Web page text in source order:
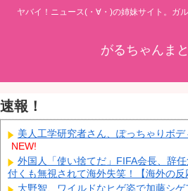
ヤバイ！ニュース(・∀・)の姉妹サイト。ガ
がるちゃんまと
速報！
美人工学研究者さん、ぽっちゃりボ
NEW!
外国人「使い捨てだ」FIFA会長、辞
付くも無視されて海外失笑！【海外の反
大野智、ワイルドなヒゲ姿で加藤シ